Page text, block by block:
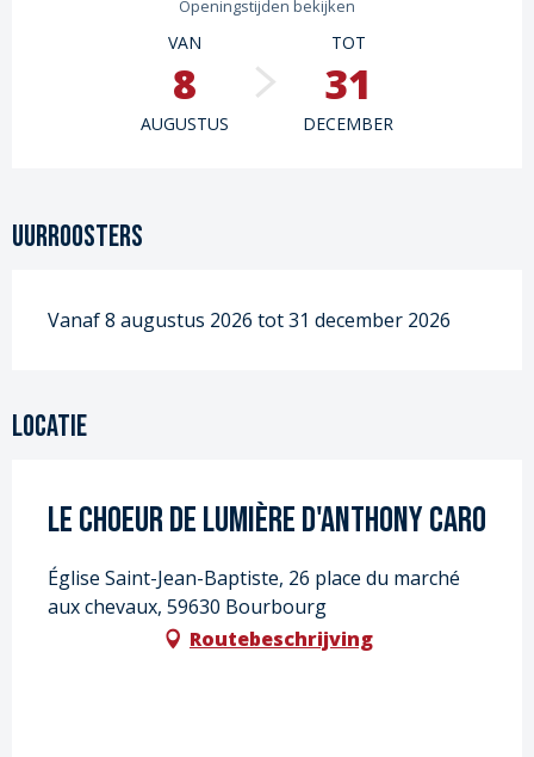
Openingstijden bekijken
VAN
8
AUGUSTUS
TOT
31
DECEMBER
Uurroosters
Vanaf 8 augustus 2026 tot 31 december 2026
Locatie
Le choeur de lumière d'Anthony Caro
Église Saint-Jean-Baptiste, 26 place du marché
aux chevaux, 59630 Bourbourg
Routebeschrijving